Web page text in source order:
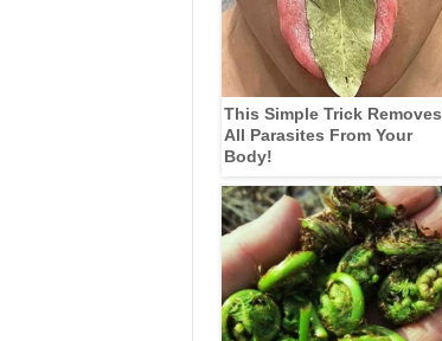
This Simple Trick Removes
All Parasites From Your
Body!